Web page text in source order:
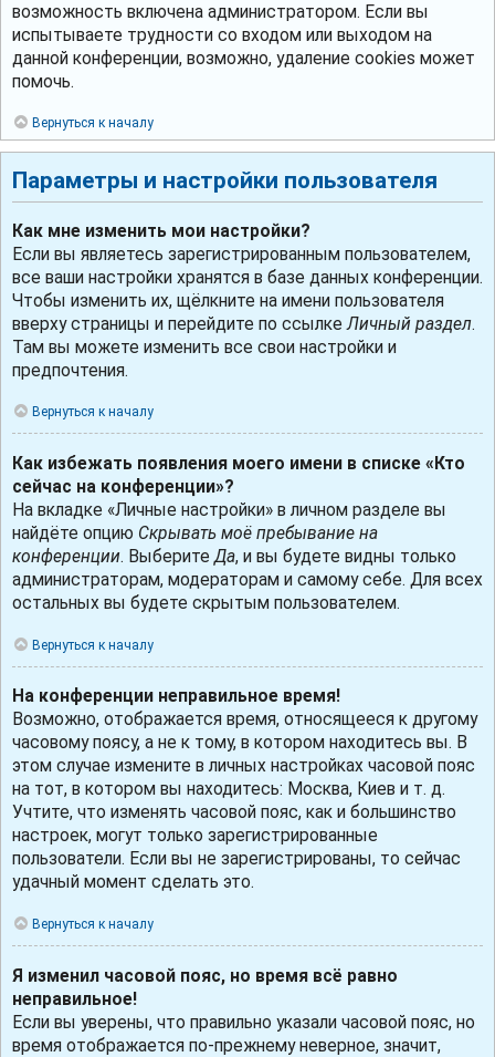
возможность включена администратором. Если вы
испытываете трудности со входом или выходом на
данной конференции, возможно, удаление cookies может
помочь.
Вернуться к началу
Параметры и настройки пользователя
Как мне изменить мои настройки?
Если вы являетесь зарегистрированным пользователем,
все ваши настройки хранятся в базе данных конференции.
Чтобы изменить их, щёлкните на имени пользователя
вверху страницы и перейдите по ссылкеЛичный раздел.
Там вы можете изменить все свои настройки и
предпочтения.
Вернуться к началу
Как избежать появления моего имени в списке «Кто
сейчас на конференции»?
На вкладке «Личные настройки» в личном разделе вы
найдёте опцию Скрывать моё пребывание на
конференции. ВыберитеДа, и вы будете видны только
администраторам, модераторам и самому себе. Для всех
остальных вы будете скрытым пользователем.
Вернуться к началу
На конференции неправильное время!
Возможно, отображается время, относящееся к другому
часовому поясу, а не к тому, в котором находитесь вы. В
этом случае измените в личных настройках часовой пояс
на тот, в котором вы находитесь: Москва, Киев и т. д.
Учтите, что изменять часовой пояс, как и большинство
настроек, могут только зарегистрированные
пользователи. Если вы не зарегистрированы, то сейчас
удачный момент сделать это.
Вернуться к началу
Я изменил часовой пояс, но время всё равно
неправильное!
Если вы уверены, что правильно указали часовой пояс, но
время отображается по-прежнему неверное, значит,